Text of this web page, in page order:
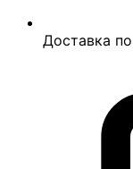
Доставка